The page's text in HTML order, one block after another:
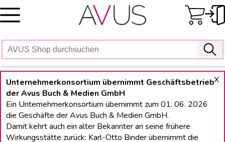
Skip
to
X
Unternehmerkonsortium übernimmt Geschäftsbetrieb
der Avus Buch & Medien GmbH
Ein Unternehmerkonsortium übernimmt zum 01. 06. 2026
die Geschäfte der Avus Buch & Medien GmbH.
Damit kehrt auch ein alter Bekannter an seine frühere
Wirkungsstätte zurück: Karl-Otto Binder übernimmt die